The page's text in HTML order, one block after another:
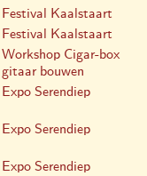
Festival Kaalstaart
Festival Kaalstaart
Workshop Cigar-box
gitaar bouwen
Expo Serendiep
Expo Serendiep
Expo Serendiep